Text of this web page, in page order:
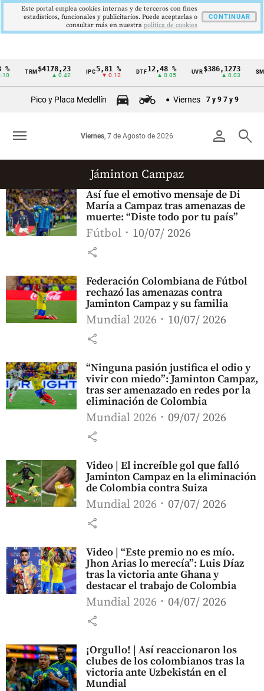
Cintillo
Colombia
TRM$4178,23
▲ 0.42
IPC5,81 %
▼ 0.12
DTF12,48 %
▲ 0.05
UVR$386,1273
▲ 0.03
Pico y Placa Medellín Viernes 7 y 9 7 y 9
person search
Viernes, 7 de Agosto de 2026
menu
Jáminton Campaz
Así fue el emotivo mensaje de Di
María a Campaz tras amenazas de
muerte: “Diste todo por tu país”
Fútbol 10/07/ 2026
share
Federación Colombiana de Fútbol
rechazó las amenazas contra
Jaminton Campaz y su familia
Mundial 2026 10/07/ 2026
share
“Ninguna pasión justifica el odio y
vivir con miedo”: Jaminton Campaz,
tras ser amenazado en redes por la
eliminación de Colombia
Mundial 2026 09/07/ 2026
share
Video | El increíble gol que falló
Jaminton Campaz en la eliminación
de Colombia contra Suiza
Mundial 2026 07/07/ 2026
share
Video | “Este premio no es mío.
Jhon Arias lo merecía”: Luis Díaz
tras la victoria ante Ghana y
destacar el trabajo de Colombia
Mundial 2026 04/07/ 2026
share
¡Orgullo! | Así reaccionaron los
clubes de los colombianos tras la
victoria ante Uzbekistán en el
Mundial
Este portal emplea cookies internas y de terceros con fines
estadísticos, funcionales y publicitarios. Puede aceptarlas o
consultar más en nuestra politica de cookies
CONTINUAR